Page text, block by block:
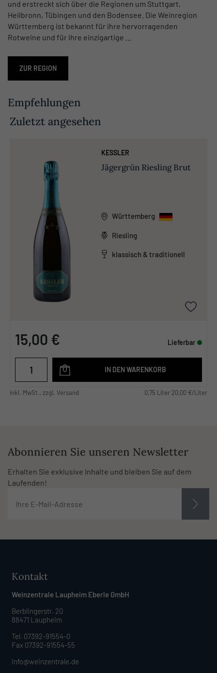
und erstreckt sich über die Regionen um Stuttgart,
Heilbronn, Tübingen und den Bodensee. Die Weinregion
Württemberg ist bekannt für ihre hervorragenden
Rotweine und für ihre einzigartige ...
ZUR REGION
Empfehlungen
Zuletzt angesehen
KESSLER
Jägergrün Riesling Brut
Württemberg
Riesling
klassisch & traditionell
15,00 € Lieferbar
IN DEN WARENKORB
inkl. MwSt., zzgl. Versand 0,75 Liter 20,00 €/Liter
Abonnieren Sie unseren Newsletter
Erhalten Sie exklusive Inhalte und bleiben Sie auf dem
Laufenden!
Kontakt
Weinzentrale Laupheim Eberle GmbH
Berblingerstr. 20
88471 Laupheim
Tel. 07392-91554-0
Fax 07392-91554-55
info@weinzentrale.de